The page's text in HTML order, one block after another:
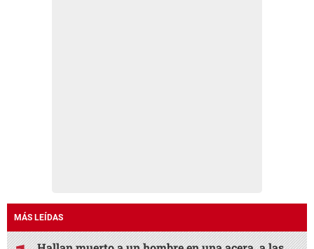
MÁS LEÍDAS